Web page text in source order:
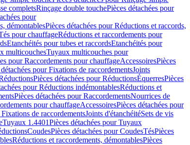
completsRinçage double touchePièces détachées pour
pour
démontablesPièces détachées pour Réductions et raccords,
pour chauffageRéductions et raccordements pour
Etanchéités pour tubes et raccordsEtanchéités pour
multicouchesTuyaux multicouches pour
pour Raccordements pour chauffageAccessoiresPièces
pour Fixations de raccordementsJoints
Pièces détachées pour RéductionsÉquerresPièces
pour Réductions indémontablesRéductions et
Pièces détachées pour RaccordementsNourrices de
pour chauffageAccessoiresPièces détachées pour
de raccordementsJoints d'étanchéitéSets de vis
Tuyaux 1.4401Pièces détachées pour Tuyaux
CoudesPièces détachées pour CoudesTésPièces
Réductions et raccordements, démontablesPièces